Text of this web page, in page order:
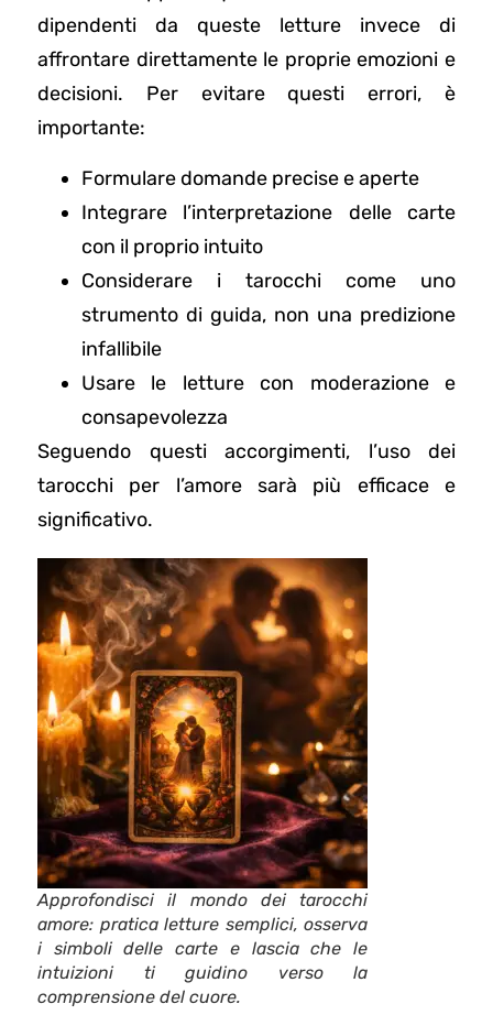
dipendenti da queste letture invece di
affrontare direttamente le proprie emozioni e
decisioni. Per evitare questi errori, è
importante:
Formulare domande precise e aperte
Integrare l’interpretazione delle carte
con il proprio intuito
Considerare i tarocchi come uno
strumento di guida, non una predizione
infallibile
Usare le letture con moderazione e
consapevolezza
Seguendo questi accorgimenti, l’uso dei
tarocchi per l’amore sarà più efficace e
significativo.
Approfondisci il mondo dei tarocchi
amore: pratica letture semplici, osserva
i simboli delle carte e lascia che le
intuizioni ti guidino verso la
comprensione del cuore.